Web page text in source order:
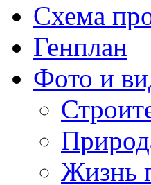
Схема
Генплан
Фото и
Жизнь